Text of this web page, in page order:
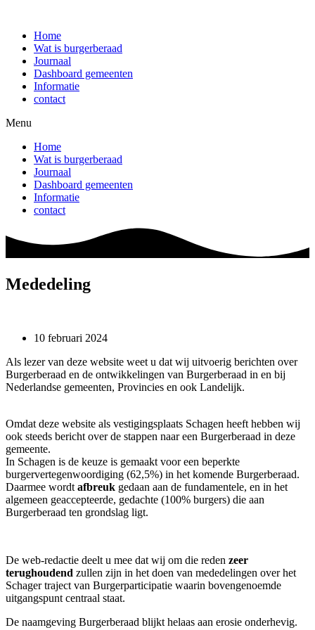
inhoud
Home
Wat is burgerberaad
Journaal
Dashboard gemeenten
Informatie
contact
Menu
Home
Wat is burgerberaad
Journaal
Dashboard gemeenten
Informatie
contact
Mededeling
10 februari 2024
Als lezer van deze website weet u dat wij uitvoerig berichten over
Burgerberaad en de ontwikkelingen van Burgerberaad in en bij
Nederlandse gemeenten, Provincies en ook Landelijk.
Omdat deze website als vestigingsplaats Schagen heeft hebben wij
ook steeds bericht over de stappen naar een Burgerberaad in deze
gemeente.
In Schagen is de keuze is gemaakt voor een beperkte
burgervertegenwoordiging (62,5%) in het komende Burgerberaad.
Daarmee wordt afbreuk gedaan aan de fundamentele, en in het
algemeen geaccepteerde, gedachte (100% burgers) die aan
Burgerberaad ten grondslag ligt.
De web-redactie deelt u mee dat wij om die reden zeer
terughoudend zullen zijn in het doen van mededelingen over het
Schager traject van Burgerparticipatie waarin bovengenoemde
uitgangspunt centraal staat.
De naamgeving Burgerberaad blijkt helaas aan erosie onderhevig.